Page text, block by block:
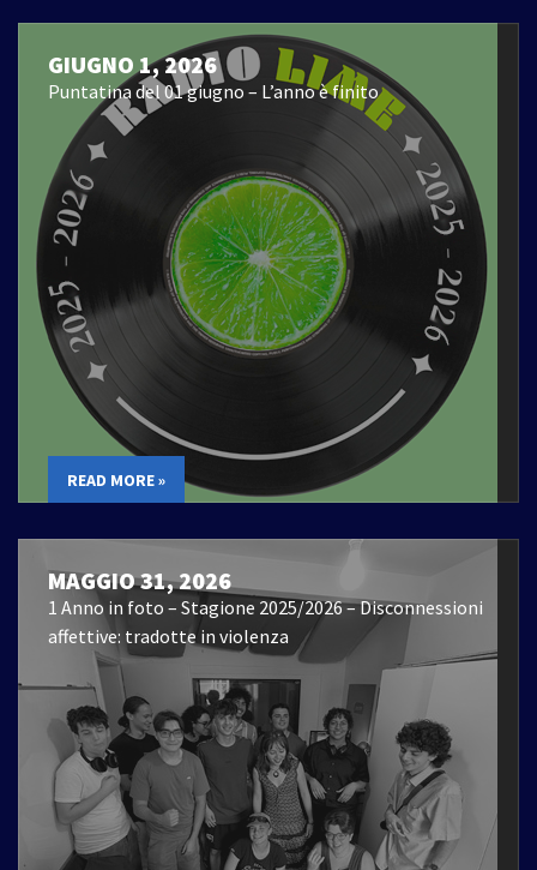
GIUGNO 1, 2026
Puntatina del 01 giugno – L’anno è finito
READ MORE »
MAGGIO 31, 2026
1 Anno in foto – Stagione 2025/2026 – Disconnessioni
affettive: tradotte in violenza